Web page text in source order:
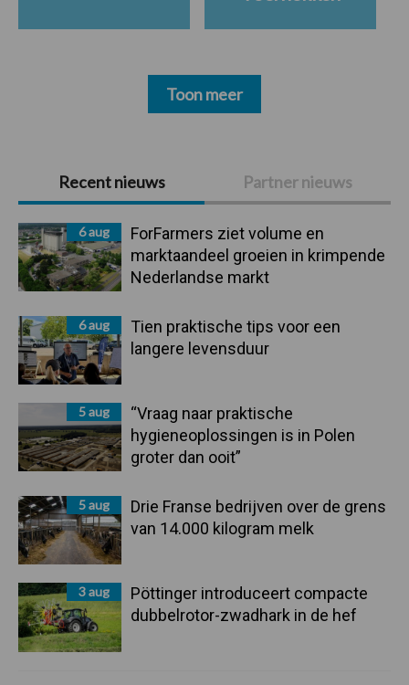
Primaire
Sidebar
Recent nieuws Partner nieuws
6 aug
ForFarmers ziet volume en
marktaandeel groeien in krimpende
Nederlandse markt
6 aug
Tien praktische tips voor een
langere levensduur
5 aug
“Vraag naar praktische
hygieneoplossingen is in Polen
groter dan ooit”
5 aug
Drie Franse bedrijven over de grens
van 14.000 kilogram melk
3 aug
Pöttinger introduceert compacte
dubbelrotor-zwadhark in de hef
Toon meer